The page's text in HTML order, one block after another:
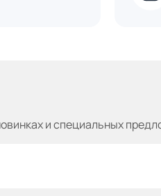
и специальных